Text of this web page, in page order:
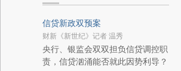
信贷新政双预案
财新《新世纪》记者 温秀
央行、银监会双双担负信贷调控职
责，信贷汹涌能否就此因势利导？